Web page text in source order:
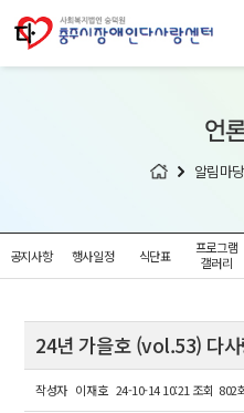
언
알림마당
공지사항 행사일정 식단표
프로그램
갤러리
24년 가을호 (vol.53) 다
작성자 이재호 24-10-14 10:21 조회 802